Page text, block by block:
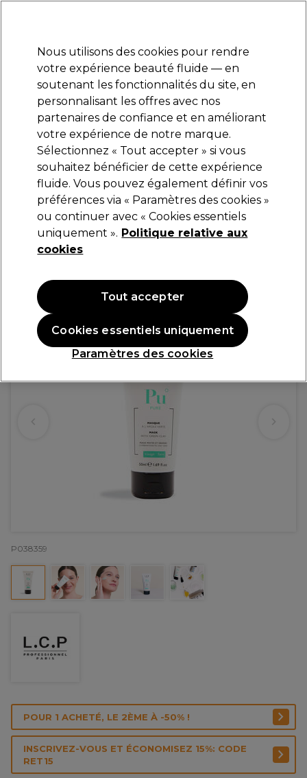
Se connecter
Marques Bons plans Coiffure Electro et Matériel
Livraison et délais
lire la suite
L.C.P Professionnel Paris
L.C.P Professionnel Paris Masque à l'argile
verte 50ml
38,10 €
P038359
POUR 1 ACHETÉ, LE 2ÈME À -50% !
INSCRIVEZ-VOUS ET ÉCONOMISEZ 15%: CODE
RET15
Nous utilisons des cookies pour rendre
votre expérience beauté fluide — en
soutenant les fonctionnalités du site, en
personnalisant les offres avec nos
partenaires de confiance et en améliorant
votre expérience de notre marque.
Sélectionnez « Tout accepter » si vous
souhaitez bénéficier de cette expérience
fluide. Vous pouvez également définir vos
préférences via « Paramètres des cookies »
ou continuer avec « Cookies essentiels
uniquement ». Politique relative aux
cookies
Paramètres des cookies
Cookies essentiels uniquement
Tout accepter